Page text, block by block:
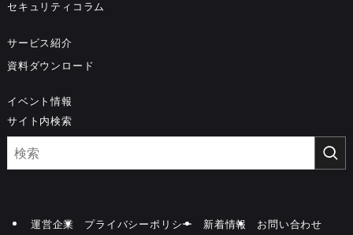
セキュリティコラム
サービス紹介
資料ダウンロード
イベント情報
サイト内検索
運営企業 プライバシーポリシー 新着情報 お問い合わせ